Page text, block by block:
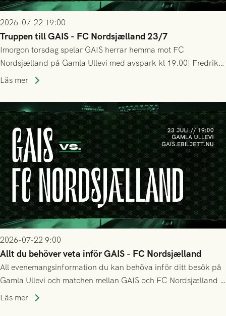
2026-07-22 19:00
Truppen till GAIS - FC Nordsjælland 23/7
Imorgon torsdag spelar GAIS herrar hemma mot FC
Nordsjælland på Gamla Ullevi med avspark kl 19.00! Fredrik
Holmberg och ledarstaben har tagit ut följande trupp till
Läs mer
2026-07-22 9:00
Allt du behöver veta inför GAIS - FC Nordsjælland
All evenemangsinformation du kan behöva inför ditt besök på
Gamla Ullevi och matchen mellan GAIS och FC Nordsjælland i
kvalet till Conference League! Avspark kl 19.00 på torsdag
Läs mer